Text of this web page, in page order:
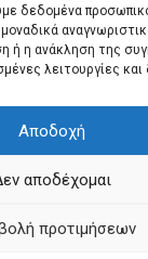
δεδομένα
ή η ανάκληση της
λειτουργίες
Αποδοχή
αποδέχομαι
προτιμήσεων
ΕΠΙΚΟΙΝΩΝΙΑ